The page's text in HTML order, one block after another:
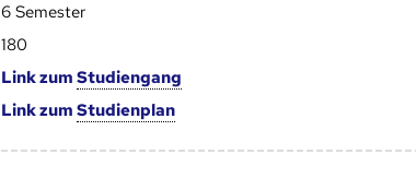
6 Semester
180
Link zum Studien­gang
Link zum Studien­plan